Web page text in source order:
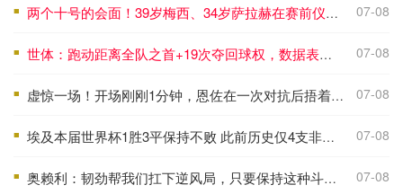
■ 两个十号的会面！39岁梅西、34岁萨拉赫在赛前仪式握手、拥抱 07-08
■ 世体：跑动距离全队之首+19次夺回球权，数据表明罗德里找回状态 07-08
■ 虚惊一场！开场刚刚1分钟，恩佐在一次对抗后捂着膝盖痛苦倒地 07-08
■ 埃及本届世界杯1胜3平保持不败 此前历史仅4支非洲球队能打进八强 07-08
■ 奥赖利：韧劲帮我们扛下逆风局，只要保持这种斗志没人能阻挡我们 07-08